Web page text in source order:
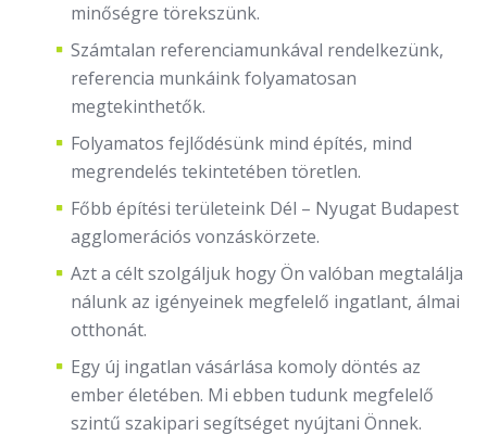
minőségre törekszünk.
Számtalan referenciamunkával rendelkezünk,
referencia munkáink folyamatosan
megtekinthetők.
Folyamatos fejlődésünk mind építés, mind
megrendelés tekintetében töretlen.
Főbb építési területeink Dél – Nyugat Budapest
agglomerációs vonzáskörzete.
Azt a célt szolgáljuk hogy Ön valóban megtalálja
nálunk az igényeinek megfelelő ingatlant, álmai
otthonát.
Egy új ingatlan vásárlása komoly döntés az
ember életében. Mi ebben tudunk megfelelő
szintű szakipari segítséget nyújtani Önnek.